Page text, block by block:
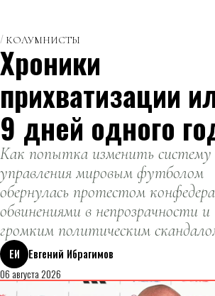
КОЛУМНИСТЫ
Хроники
прихватизации
9 дней одного
Как попытка изменить систему
управления мировым футболом
обернулась протестом
обвинениями в непрозрачности и
громким политическим
ЕИ
Евгений Ибрагимов
06 августа 2026